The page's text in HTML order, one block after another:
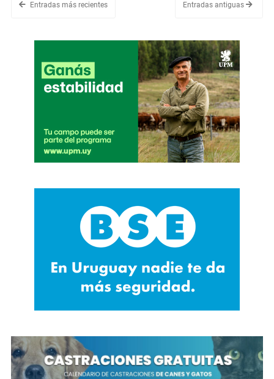
Entradas más recientes Entradas antiguas